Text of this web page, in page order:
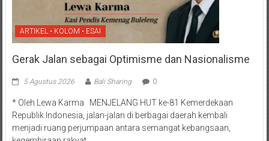
ARTIKEL • KOLOM • ESAI
Gerak Jalan sebagai Optimisme dan Nasionalisme
5 Agustus 2026 Bali Sharing 0
* Oleh Lewa Karma MENJELANG HUT ke-81 Kemerdekaan
Republik Indonesia, jalan-jalan di berbagai daerah kembali
menjadi ruang perjumpaan antara semangat kebangsaan,